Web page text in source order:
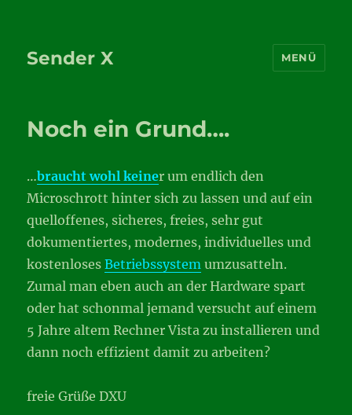
Sender X MENÜ
Noch ein Grund….
…braucht wohl keiner um endlich den
Microschrott hinter sich zu lassen und auf ein
quelloffenes, sicheres, freies, sehr gut
dokumentiertes, modernes, individuelles und
kostenlosesBetriebssystem umzusatteln.
Zumal man eben auch an der Hardware spart
oder hat schonmal jemand versucht auf einem
5 Jahre altem Rechner Vista zu installieren und
dann noch effizient damit zu arbeiten?
freie Grüße DXU